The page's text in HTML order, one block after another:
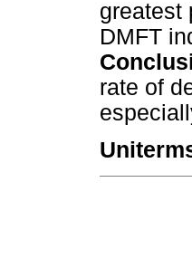
greatest
DMFT
rate of